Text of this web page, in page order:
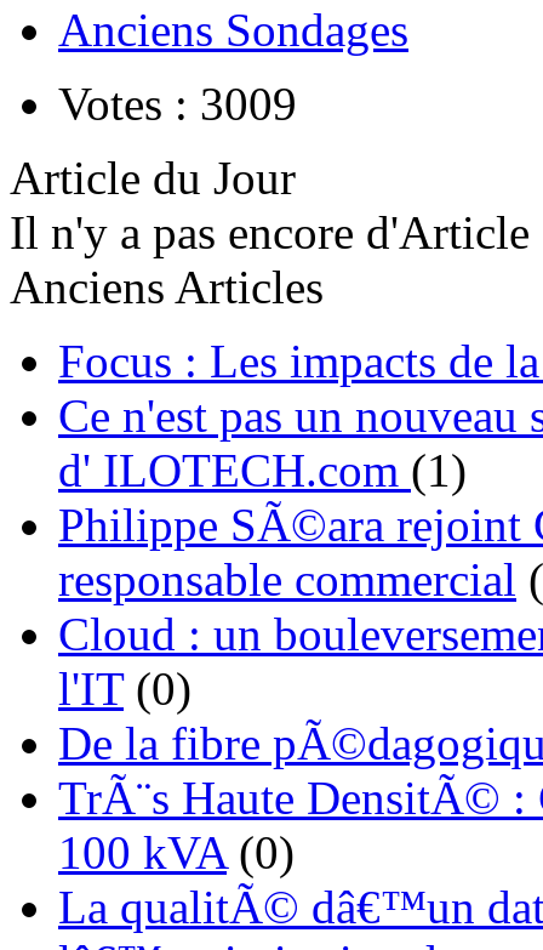
Anciens Sondages
Votes : 3009
Article du Jour
Il n'y a pas encore d'Article
Anciens Articles
Focus : Les impacts de
Ce n'est pas un
d' ILOTECH.com (1)
Philippe SÃ©ara rejoint
responsable commercial
Cloud : un
l'IT(0)
De la fibre
TrÃ¨s Haute DensitÃ© :
100 kVA(0)
La qualitÃ© dâ€™un